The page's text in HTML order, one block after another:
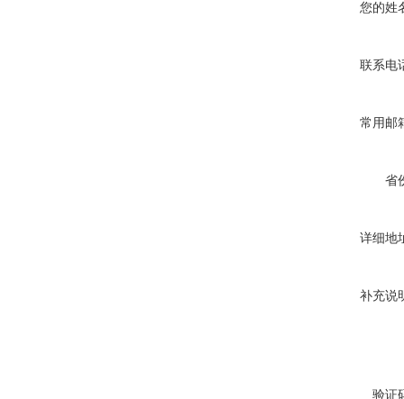
您的姓
联系电
常用邮
省
详细地
补充说
验证